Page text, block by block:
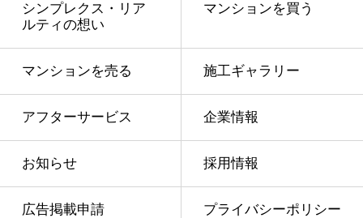
シンプレクス・リア
ルティの想い
マンションを買う
マンションを売る 施工ギャラリー
アフターサービス 企業情報
お知らせ 採用情報
広告掲載申請 プライバシーポリシー